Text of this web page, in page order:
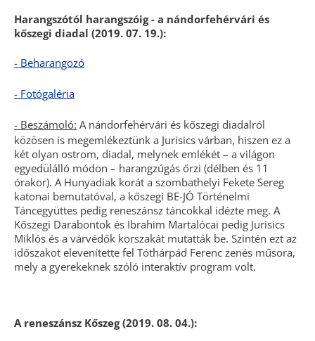
Harangszótól harangszóig - a nándorfehérvári és
kőszegi diadal (2019. 07. 19.):
- Beharangozó
- Fotógaléria
- Beszámoló: A nándorfehérvári és kőszegi diadalról
közösen is megemlékeztünk a Jurisics várban, hiszen ez a
két olyan ostrom, diadal, melynek emlékét – a világon
egyedülálló módon – harangzúgás őrzi (délben és 11
órakor). A Hunyadiak korát a szombathelyi Fekete Sereg
katonai bemutatóval, a kőszegi BE-JÓ Történelmi
Táncegyüttes pedig reneszánsz táncokkal idézte meg. A
Kőszegi Darabontok és Ibrahim Martalócai pedig Jurisics
Miklós és a várvédők korszakát mutatták be. Szintén ezt az
időszakot elevenítette fel Tóthárpád Ferenc zenés műsora,
mely a gyerekeknek szóló interaktív program volt.
A reneszánsz Kőszeg (2019. 08. 04.):